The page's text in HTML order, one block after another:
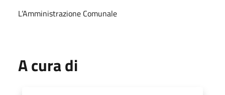
L’Amministrazione Comunale
A cura di